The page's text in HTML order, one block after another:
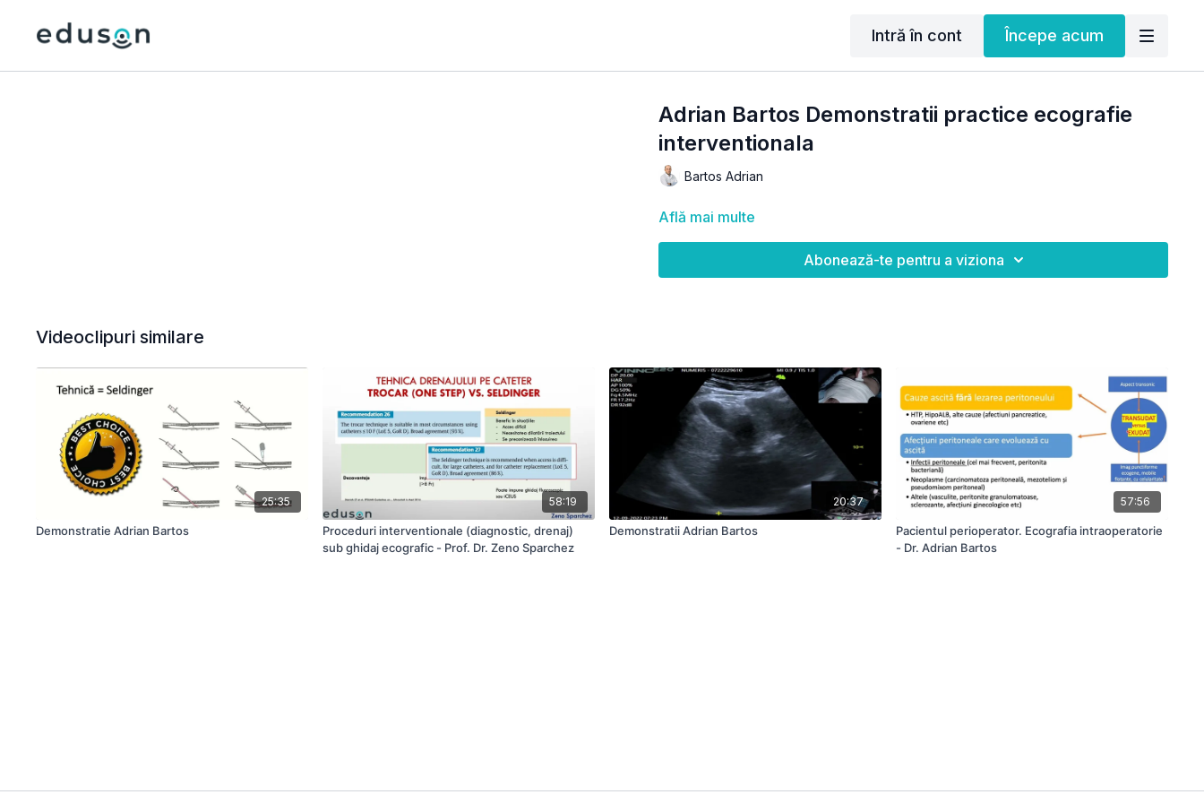
Intră în cont Începe acum
Adrian Bartos Demonstratii practice ecografie
interventionala
Bartos Adrian
Află mai multe
Abonează-te pentru a viziona
Videoclipuri similare
25:35
Demonstratie Adrian Bartos
58:19
Proceduri interventionale (diagnostic, drenaj)
sub ghidaj ecografic - Prof. Dr. Zeno Sparchez
20:37
Demonstratii Adrian Bartos
57:56
Pacientul perioperator. Ecografia intraoperatorie
- Dr. Adrian Bartos